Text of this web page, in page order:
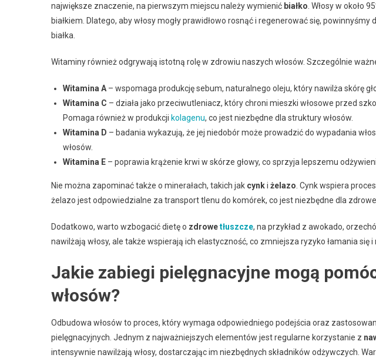
największe znaczenie, na pierwszym miejscu należy wymienić białko . Włosy w około
białkiem. Dlatego, aby włosy mogły prawidłowo rosnąć i regenerować się,
białka.
Witaminy również odgrywają istotną rolę w zdrowiu naszych włosów. Szczególnie
Witamina A – wspomaga produkcję sebum, naturalnego oleju, który nawilża skórę
Witamina C – działa jako przeciwutleniacz, który chroni mieszki włosowe przed
Pomaga również w produkcji kolagenu, co jest niezbędne dla struktury włosów.
Witamina D – badania wykazują, że jej niedobór może prowadzić do wypadania
włosów.
Witamina E – poprawia krążenie krwi w skórze głowy, co sprzyja lepszemu
Nie można zapominać także o minerałach, takich jak cynki żelazo . Cynk wspiera
żelazo jest odpowiedzialne za transport tlenu do komórek, co jest niezbędne dla
Dodatkowo, warto wzbogacić dietę o zdrowetłuszcze, na przykład z awokado,
nawilżają włosy, ale także wspierają ich elastyczność, co zmniejsza ryzyko łamania się i
Jakie zabiegi pielęgnacyjne mogą
włosów?
Odbudowa włosów to proces, który wymaga odpowiedniego podejścia oraz
pielęgnacyjnych. Jednym z najważniejszych elementów jest regularne korzystanie z
intensywnie nawilżają włosy, dostarczając im niezbędnych składników odżywczych.